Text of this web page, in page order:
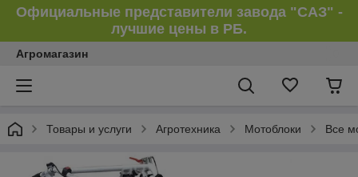
Официальные представители завода "САЗ" -
лучшие цены в РБ.
Агромагазин
Товары и услуги Агротехника Мотоблоки Все